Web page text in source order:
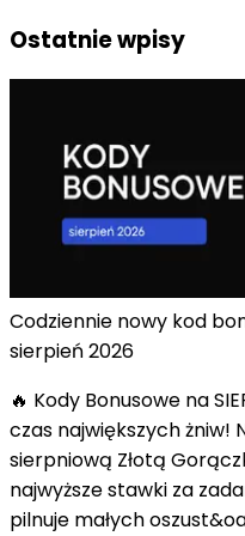
Ostatnie wpisy
Codziennie nowy kod
sierpień 2026
🔥 Kody Bonusowe na
czas największych żniw!
sierpniową Złotą
najwyższe stawki za
pilnuje małych